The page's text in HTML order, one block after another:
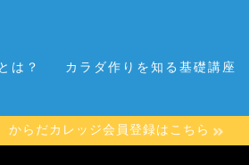
は？ カラダ作りを知る基礎講座
からだカレッジ会員登録はこちら